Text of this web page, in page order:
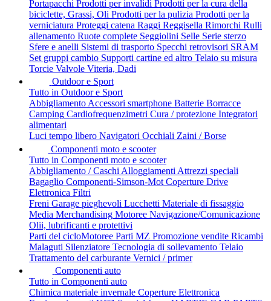
Portapacchi Prodotti per invalidi Prodotti per la cura della
biciclette, Grassi, Oli Prodotti per la pulizia Prodotti per la
verniciatura Proteggi catena Raggi Reggisella Rimorchi Rulli
allenamento Ruote complete Seggiolini Selle Serie sterzo
Sfere e anelli Sistemi di trasporto Specchi retrovisori SRAM
Set gruppi cambio Supporti cartine ed altro Telaio su misura
Torcie Valvole Viteria, Dadi
Outdoor e Sport
Tutto in Outdoor e Sport
AbbigliamentoAccessori smartphone Batterie Borracce
Camping Cardiofrequenzimetri Cura / protezione Integratori
alimentari
Luci tempo libero Navigatori Occhiali Zaini / Borse
Componenti moto e scooter
Tutto in Componenti moto e scooter
Abbigliamento / Caschi Alloggiamenti Attrezzi speciali
Bagaglio Componenti-Simson-Mot Coperture Drive
Elettronica Filtri
Freni Garage pieghevoli Lucchetti Materiale di fissaggio
Media Merchandising Motoree Navigazione/Comunicazione
Olii, lubrificanti e protettivi
Parti del cicloMotoree Parti MZ Promozione vendite Ricambi
Malaguti Silenziatore Tecnologia di sollevamento Telaio
Trattamento del carburante Vernici / primer
Componenti auto
Tutto in Componenti auto
Chimica materiale invernale Coperture Elettronica